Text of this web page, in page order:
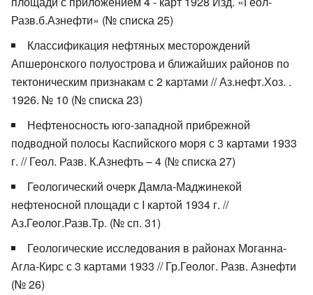
Разв.б.Азнефти» (№ списка 25)
Классификация нефтяных месторождений
Апшеронского полуострова и ближайших районов по
тектоническим признакам с 2 картами // Аз.нефт.Хоз. .
1926. № 10 (№ списка 23)
Нефтеносность юго-западной прибрежной
подводной полосы Каспийского моря с 3 картами 1933
г. // Геол. Разв. К.Азнефть – 4 (№ списка 27)
Геологический очерк Дамла-Маджинекой
нефтеносной площади с I картой 1934 г. //
Аз.Геолог.Разв.Тр. (№ сп. 31)
Геологические исследования в районах Моганна-
Агла-Кирс с 3 картами 1933 // Гр.Геолог. Разв. Азнефти
(№ 26)